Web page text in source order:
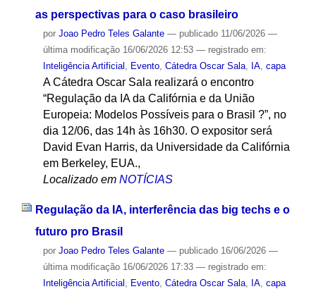
as perspectivas para o caso brasileiro
por Joao Pedro Teles Galante — publicado11/06/2026 —
última modificação16/06/2026 12:53 — registrado em:
Inteligência Artificial , Evento, Cátedra Oscar Sala, IA, capa
A Cátedra Oscar Sala realizará o encontro
“Regulação da IA da Califórnia e da União
Europeia: Modelos Possíveis para o Brasil ?”, no
dia 12/06, das 14h às 16h30. O expositor será
David Evan Harris, da Universidade da Califórnia
em Berkeley, EUA.,
Localizado em NOTÍCIAS
Regulação da IA, interferência das big techs e o
futuro pro Brasil
por Joao Pedro Teles Galante — publicado16/06/2026 —
última modificação16/06/2026 17:33 — registrado em:
Inteligência Artificial
Evento, Cátedra Oscar Sala, IA, capa